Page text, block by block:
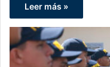
Leer más »